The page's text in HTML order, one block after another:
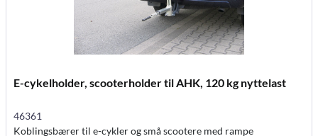
E-cykelholder, scooterholder til AHK, 120 kg nyttelast
46361
Koblingsbærer til e-cykler og små scootere med rampe